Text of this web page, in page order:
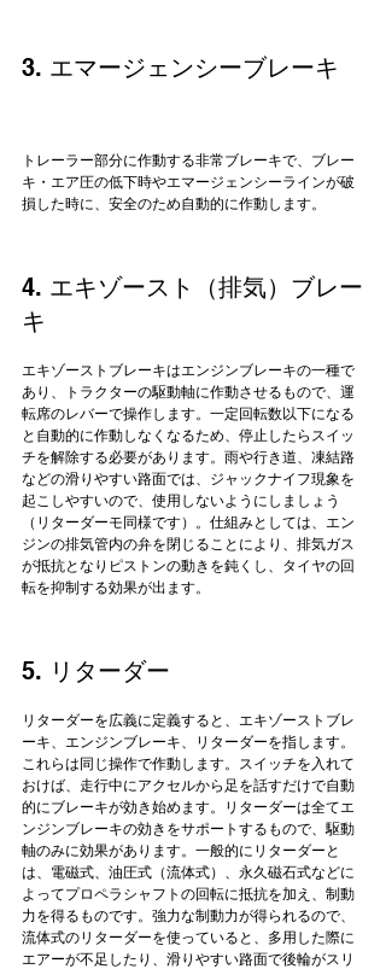
3. エマージェンシーブレーキ
トレーラー部分に作動する非常ブレーキで、ブレー
キ・エア圧の低下時やエマージェンシーラインが破
4. エキゾースト（排気）ブレー
キ
エキゾーストブレーキはエンジンブレーキの一種で
あり、トラクターの駆動軸に作動させるもので、運
転席のレバーで操作します。一定回転数以下になる
と自動的に作動しなくなるため、停止したらスイッ
チを解除する必要があります。雨や行き道、凍結路
などの滑りやすい路面では、ジャックナイフ現象を
起こしやすいので、使用しないようにしましょう
（リターダーモ同様です）。仕組みとしては、エン
ジンの排気管内の弁を閉じることにより、排気ガス
が抵抗となりピストンの動きを鈍くし、タイヤの回
5. リターダー
リターダーを広義に定義すると、エキゾーストブレ
ーキ、エンジンブレーキ、リターダーを指します。
これらは同じ操作で作動します。スイッチを入れて
おけば、走行中にアクセルから足を話すだけで自動
的にブレーキが効き始めます。リターダーは全てエ
ンジンブレーキの効きをサポートするもので、駆動
軸のみに効果があります。一般的にリターダーと
は、電磁式、油圧式（流体式）、永久磁石式などに
よってプロペラシャフトの回転に抵抗を加え、制動
力を得るものです。強力な制動力が得られるので、
流体式のリターダーを使っていると、多用した際に
エアーが不足したり、滑りやすい路面で後輪がスリ